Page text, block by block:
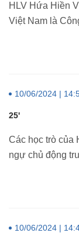
HLV Hứa Hiền
Việt Nam là
10/06/2024 |
25'
Các học trò của
ngự chủ động
10/06/2024 |